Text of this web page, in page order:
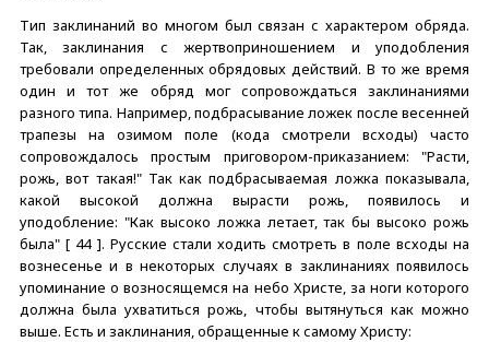
Тип заклинаний во многом был связан с характером обряда.
Так, заклинания с жертвоприношением и уподобления
требовали определенных обрядовых действий. В то же время
один и тот же обряд мог сопровождаться заклинаниями
разного типа. Например, подбрасывание ложек после весенней
трапезы на озимом поле (кода смотрели всходы) часто
сопровождалось простым приговором-приказанием: "Расти,
рожь, вот такая!" Так как подбрасываемая ложка показывала,
какой высокой должна вырасти рожь, появилось и
уподобление: "Как высоко ложка летает, так бы высоко рожь
была" [ 44 ]. Русские стали ходить смотреть в поле всходы на
вознесенье и в некоторых случаях в заклинаниях появилось
упоминание о возносящемся на небо Христе, за ноги которого
должна была ухватиться рожь, чтобы вытянуться как можно
выше. Есть и заклинания, обращенные к самому Христу: